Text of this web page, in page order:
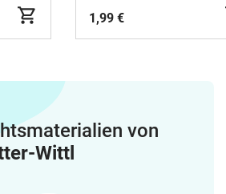
1,99 €
von
Wittl